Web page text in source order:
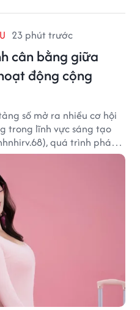
23 phút trước
cân bằng giữa
động cộng
số mở ra nhiều cơ hội
trong lĩnh vực sáng tạo
quá trình phát
hội được kết hợp cùng
động hướng đến cộng
các lĩnh vực beauty,
tham gia một số chương
thông và thương